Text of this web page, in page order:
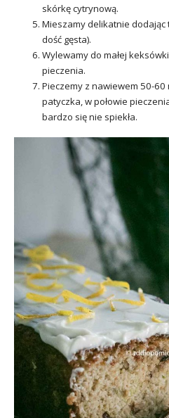
skórkę cytrynową.
Mieszamy delikatnie dodając
dość gęsta).
Wylewamy do małej
pieczenia.
Pieczemy z nawiewem 50-
patyczka, w połowie
bardzo się nie spiekła.